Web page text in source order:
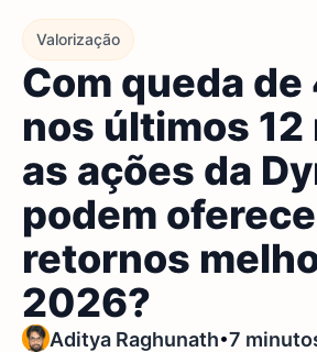
Valorização
Com queda de
nos últimos 12
as ações da
podem
retornos
2026?
Aditya Raghunath•7